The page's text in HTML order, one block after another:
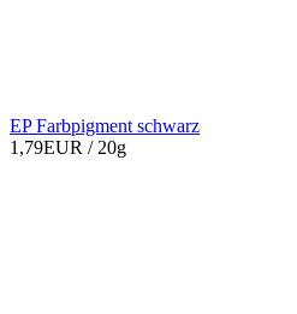
EP Farbpigment schwarz
1,79EUR / 20g